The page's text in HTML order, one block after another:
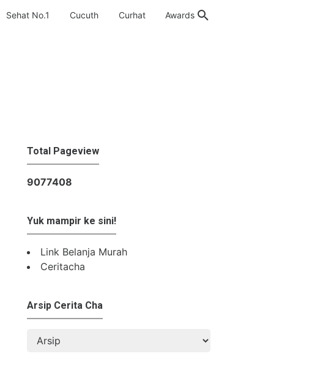
Sehat No.1 Cucuth Curhat Awards
Total Pageview
9077408
Yuk mampir ke sini!
Link Belanja Murah
Ceritacha
Arsip Cerita Cha